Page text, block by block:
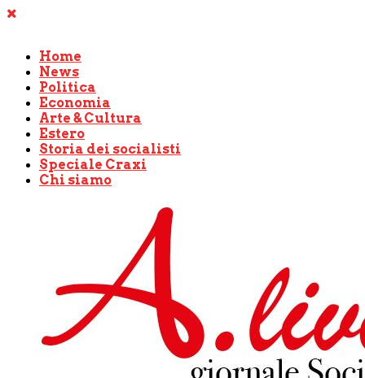
Home
News
Politica
Economia
Arte & Cultura
Estero
Storia dei socialisti
Speciale Craxi
Chi siamo